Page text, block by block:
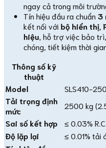
ngay cả trong môi
Tín hiệu đầu ra chuẩn 3
kết nối với bộ hiển thị,
hiệu , hỗ trợ việc bảo
chóng, tiết kiệm thời
Thông số kỹ
thuật
Model
SLS410-
Tải trọng định
mức
2500 kg
Sai số kết hợp
≤ 0.03% R.C.
Độ lặp lại
≤ 0.01% tải